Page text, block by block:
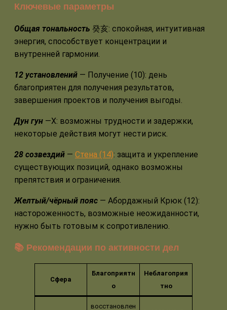
Ключевые параметры
Общая тональность 癸亥: спокойная, интуитивная
энергия, способствует концентрации и
внутренней гармонии.
12 установлений — Получение (10): день
благоприятен для получения результатов,
завершения проектов и получения выгоды.
Дун гун —Х: возможны трудности и задержки,
некоторые действия могут нести риск.
28 созвездий — Стена (14): защита и укрепление
существующих позиций, однако возможны
препятствия и ограничения.
Желтый/чёрный пояс — Абордажный Крюк (12):
настороженность, возможные неожиданности,
нужно быть готовым к сопротивлению.
📚 Рекомендации по активности дел
Сфера
Благоприятн
о
Неблагоприя
тно
восстановлен